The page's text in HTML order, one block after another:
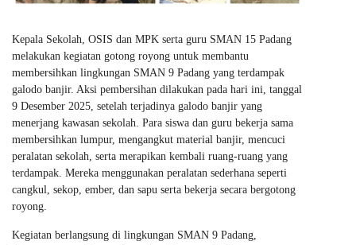
Kepala Sekolah, OSIS dan MPK serta guru SMAN 15 Padang
melakukan kegiatan gotong royong untuk membantu
membersihkan lingkungan SMAN 9 Padang yang terdampak
galodo banjir. Aksi pembersihan dilakukan pada hari ini, tanggal
9 Desember 2025, setelah terjadinya galodo banjir yang
menerjang kawasan sekolah. Para siswa dan guru bekerja sama
membersihkan lumpur, mengangkut material banjir, mencuci
peralatan sekolah, serta merapikan kembali ruang-ruang yang
terdampak. Mereka menggunakan peralatan sederhana seperti
cangkul, sekop, ember, dan sapu serta bekerja secara bergotong
royong.
Kegiatan berlangsung di lingkungan SMAN 9 Padang,